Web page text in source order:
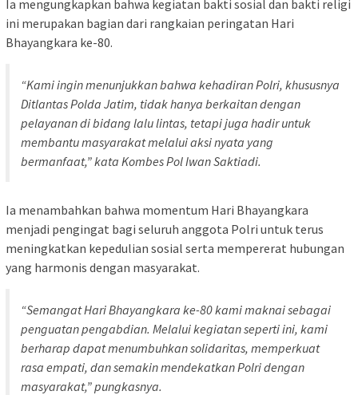
Ia mengungkapkan bahwa kegiatan bakti sosial dan bakti religi
ini merupakan bagian dari rangkaian peringatan Hari
Bhayangkara ke-80.
“Kami ingin menunjukkan bahwa kehadiran Polri, khususnya
Ditlantas Polda Jatim, tidak hanya berkaitan dengan
pelayanan di bidang lalu lintas, tetapi juga hadir untuk
membantu masyarakat melalui aksi nyata yang
bermanfaat,” kata Kombes Pol Iwan Saktiadi.
Ia menambahkan bahwa momentum Hari Bhayangkara
menjadi pengingat bagi seluruh anggota Polri untuk terus
meningkatkan kepedulian sosial serta mempererat hubungan
yang harmonis dengan masyarakat.
“Semangat Hari Bhayangkara ke-80 kami maknai sebagai
penguatan pengabdian. Melalui kegiatan seperti ini, kami
berharap dapat menumbuhkan solidaritas, memperkuat
rasa empati, dan semakin mendekatkan Polri dengan
masyarakat,” pungkasnya.